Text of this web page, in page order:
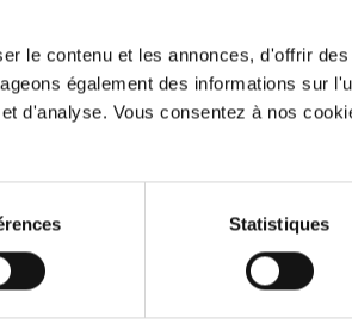
le contenu et les annonces, d'offrir
également des informations sur
d'analyse. Vous consentez à nos
Statistiques
Reusable personalized
1 color printing <br/>
Shipping : 3 to 4
Recyclable
C$148.50
Unit price: C$2.97 /
Add to wishlist